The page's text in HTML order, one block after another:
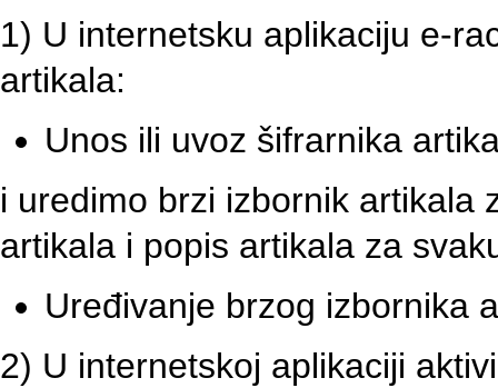
1) U internetsku aplikaciju e-
artikala:
Unos ili uvoz šifrarnika
i uredimo brzi izbornik artikala
artikala i popis artikala za
Uređivanje brzog izbornika
2) U internetskoj aplikaciji